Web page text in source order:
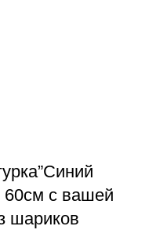
60см с вашей
шариков